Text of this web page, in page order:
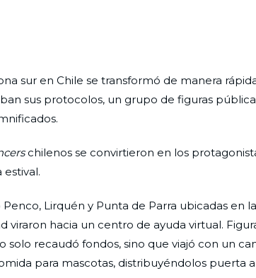
sur en Chile se transformó de manera
sus protocolos, un grupo de figuras
chilenos se convirtieron en los
Lirquén y Punta de Parra ubicadas en
viraron hacia un centro de ayuda virtual.
solo recaudó fondos, sino que viajó con un
para mascotas, distribuyéndolos puerta